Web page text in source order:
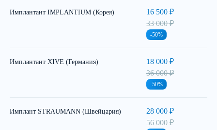
Имплантант IMPLANTIUM (Корея)
16 500 ₽
33 000 ₽
-50%
Имплантант XIVE (Германия)
18 000 ₽
36 000 ₽
-50%
Имплант STRAUMANN (Швейцария)
28 000 ₽
56 000 ₽